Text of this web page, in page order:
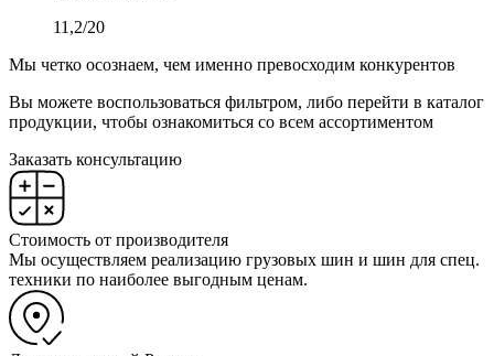
11,2/20
Мы четко осознаем, чем именно превосходим конкурентов
Вы можете воспользоваться фильтром, либо перейти в каталог
продукции, чтобы ознакомиться со всем ассортиментом
Заказать консультацию
Стоимость от производителя
Мы осуществляем реализацию грузовых шин и шин для спец.
техники по наиболее выгодным ценам.